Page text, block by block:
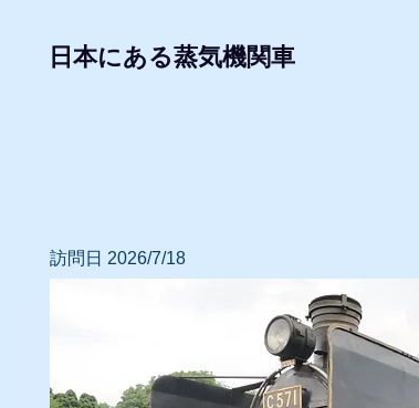
日本にある蒸気機関車
訪問日 2026/7/18